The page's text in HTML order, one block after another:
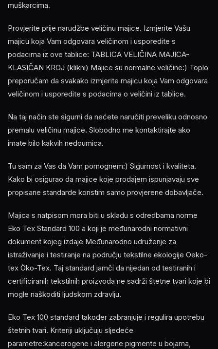
muškarcima.
Provjerite prije narudžbe veličinu majice. Izmjerite Vašu
majicu koja Vam odgovara veličinom i usporedite s
podacima iz ove tablice: TABLICA VELIČINA MAJICA-
KLASIČAN KROJ (klikni) Majice su normalne veličine:) Toplo
preporučam da svakako izmjerite majicu koja Vam odgovara
veličinom i usporedite s podacima o veličini iz tablice.
Na taj način ste sigurni da nećete naručiti preveliku odnosno
premalu veličinu majice. Slobodno me kontaktirajte ako
imate bilo kakvih nedoumica.
Tu sam za Vas da Vam pomognem:) Sigurnost i kvaliteta.
Kako bi osigurao da majice koje prodajem ispunjavaju sve
propisane standarde koristim samo provjerene dobavljače.
Majica s natpisom mora biti u skladu s odredbama norme
Eko Tex Standard 100 a koji je međunarodni normativni
dokument kojeg izdaje Međunarodno udruženje za
istraživanje i testiranje na području tekstilne ekologije Oeko-
tex Öko-Tex. Taj standard jamči da nijedan od testiranih i
certificiranih tekstilnih proizvoda ne sadrži štetne tvari koje bi
mogle naškoditi ljudskom zdravlju.
Eko Tex 100 standard također zabranjuje i regulira upotrebu
štetnih tvari. Kriteriji uključuju sljedeće
parametre:kancerogene i alergene pigmente u bojama,